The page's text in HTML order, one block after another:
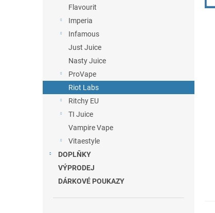
Flavourit
Imperia
Infamous
Just Juice
Nasty Juice
ProVape
Riot Labs
Ritchy EU
TI Juice
Vampire Vape
Vitaestyle
DOPLŇKY
VÝPRODEJ
DÁRKOVÉ POUKAZY